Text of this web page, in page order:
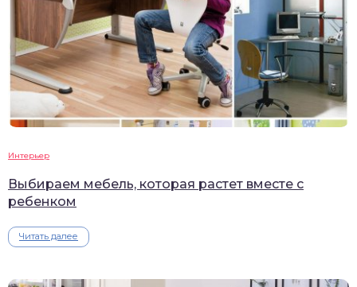
Интерьер
Выбираем мебель, которая растет вместе с
ребенком
Читать далее